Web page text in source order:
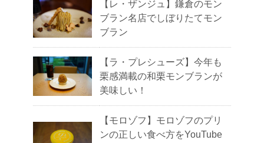
【レ・ザンジュ】鎌倉のモン
ブラン名店でしぼりたてモン
ブラン
【ラ・プレシューズ】今年も
栗感満載の和栗モンブランが
美味しい！
【モロゾフ】モロゾフのプリ
ンの正しい食べ方をYouTube